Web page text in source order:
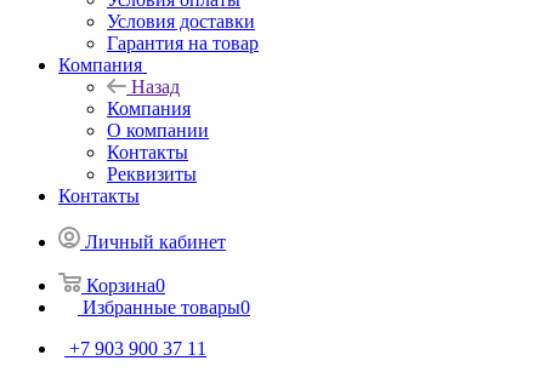
Условия доставки
Гарантия на товар
Компания
Назад
Компания
О компании
Контакты
Реквизиты
Контакты
Личный кабинет
Корзина0
Избранные товары0
+7 903 900 37 11